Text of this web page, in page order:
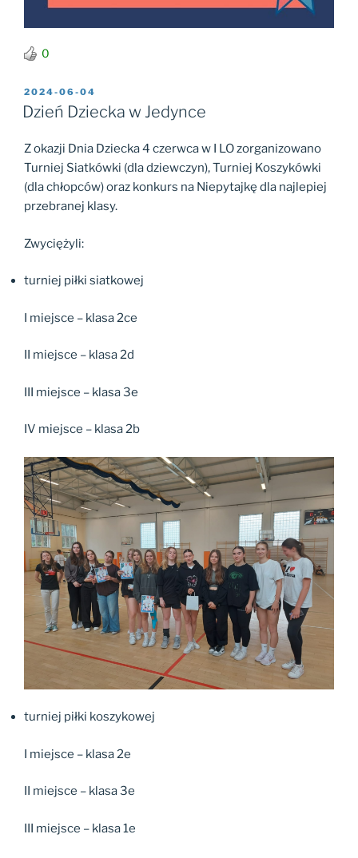
0
OPUBLIKOWANE
W
2024-06-04
Dzień Dziecka w Jedynce
Z okazji Dnia Dziecka 4 czerwca w I LO zorganizowano
Turniej Siatkówki (dla dziewczyn), Turniej Koszykówki
(dla chłopców) oraz konkurs na Niepytajkę dla najlepiej
przebranej klasy.
Zwyciężyli:
turniej piłki siatkowej
I miejsce – klasa 2ce
II miejsce – klasa 2d
III miejsce – klasa 3e
IV miejsce – klasa 2b
turniej piłki koszykowej
I miejsce – klasa 2e
II miejsce – klasa 3e
III miejsce – klasa 1e